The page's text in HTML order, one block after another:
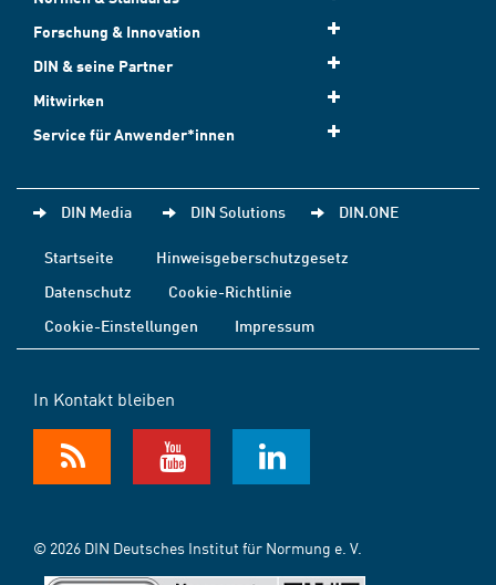
Forschung & Innovation
DIN & seine Partner
Mitwirken
Service für Anwender*innen
DIN Media DIN Solutions DIN.ONE
Startseite
Hinweisgeberschutzgesetz
Datenschutz
Cookie-Richtlinie
Cookie-Einstellungen
Impressum
In Kontakt bleiben
© 2026 DIN Deutsches Institut für Normung e. V.